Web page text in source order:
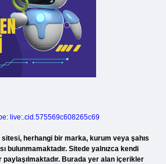
live:.cid.575569c608265c69
sitesi, herhangi bir marka, kurum veya şahıs
bulunmamaktadır. Sitede yalnızca kendi
paylaşılmaktadır. Burada yer alan içerikler